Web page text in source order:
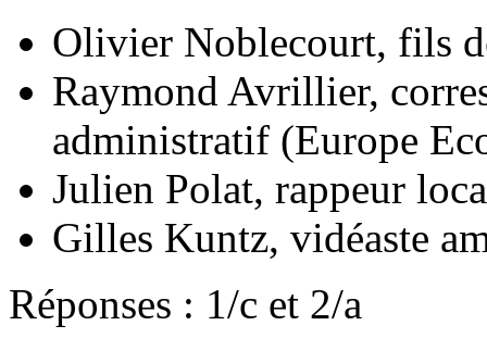
Olivier Noblecourt, fils
Raymond Avrillier,
administratif (Europe
Julien Polat, rappeur
Gilles Kuntz, vidéaste
Réponses : 1/c et 2/a